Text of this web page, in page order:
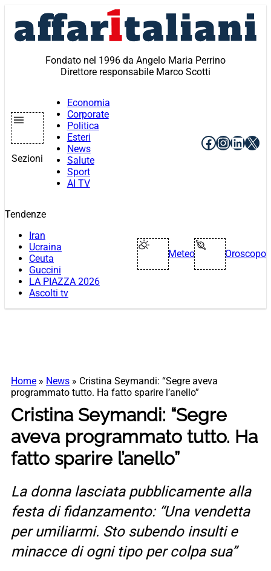
contenuto
Fondato nel 1996 da Angelo Maria Perrino
Direttore responsabile Marco Scotti
Sezioni
Economia
Corporate
Politica
Esteri
News
Salute
Sport
AI TV
Facebook
X
Tendenze
Iran
Ucraina
Ceuta
Guccini
LA PIAZZA 2026
Ascolti tv
Meteo Oroscopo
Home » News » Cristina Seymandi: “Segre aveva
programmato tutto. Ha fatto sparire l’anello”
Cristina Seymandi: “Segre
aveva programmato tutto. Ha
fatto sparire l’anello”
La donna lasciata pubblicamente alla
festa di fidanzamento: “Una vendetta
per umiliarmi. Sto subendo insulti e
minacce di ogni tipo per colpa sua”